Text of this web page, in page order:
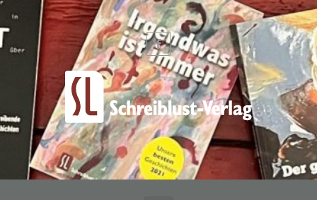
Zum Hauptinhalt springen